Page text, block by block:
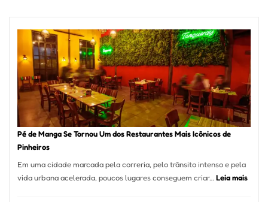
Pé de Manga Se Tornou Um dos Restaurantes Mais Icônicos de
Pinheiros
Em uma cidade marcada pela correria, pelo trânsito intenso e pela
vida urbana acelerada, poucos lugares conseguem criar… Leia mais: